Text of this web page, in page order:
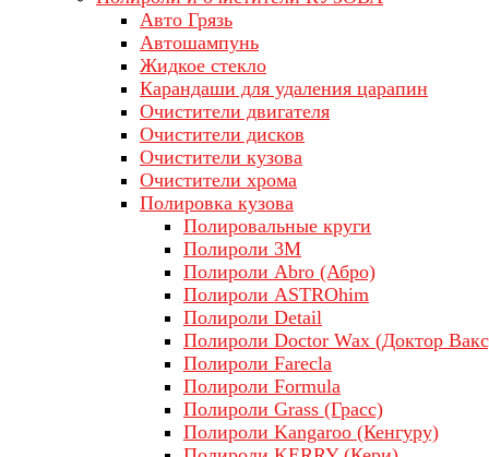
Авто Грязь
Автошампунь
Жидкое стекло
Карандаши для удаления царапин
Очистители двигателя
Очистители дисков
Очистители кузова
Очистители хрома
Полировка кузова
Полировальные круги
Полироли 3М
Полироли Abro (Абро)
Полироли ASTROhim
Полироли Detail
Полироли Doctor Wax (Доктор
Полироли Farecla
Полироли Formula
Полироли Grass (Грасс)
Полироли Kangaroo (Кенгуру)